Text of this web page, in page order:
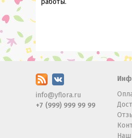
работы.
info@yflora.ru
+7 (999) 999 99 99
Наш